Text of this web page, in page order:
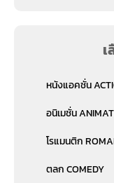
หนังแอคชั่น
อนิเมชั่น
โรแมนติก
ตลก COMEDY